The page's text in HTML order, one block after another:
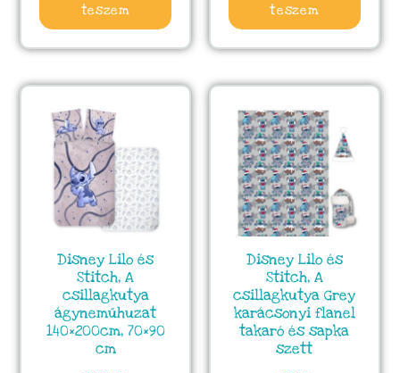
teszem
teszem
Disney Lilo és
Stitch, A
csillagkutya
ágyneműhuzat
140×200cm, 70×90
cm
Disney Lilo és
Stitch, A
csillagkutya Grey
karácsonyi flanel
takaró és sapka
szett